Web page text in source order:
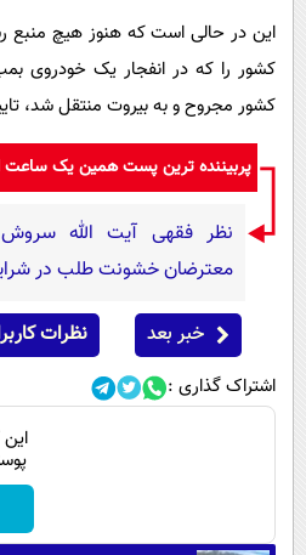
این در حالی است که هنوز هیچ منبع
کشور را که در انفجار یک خودروی
کشور مجروح و به بیروت منتقل شد،
پربیننده ترین پست همین یک ساعت
نظر فقهی آیت الله سروش
معترضان خشونت طلب در
خبر بعد نظرات
اشتراک گذاری :